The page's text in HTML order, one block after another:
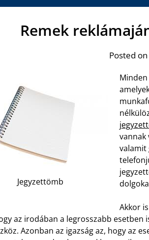
Remek
Posted
Jegyzettömb
vannak
valamit
Akkor
az irodában a legrosszabb
Azonban az igazság az, hogy az